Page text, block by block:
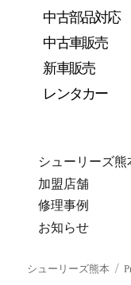
中古部品対応
中古車販売
新車販売
レンタカー
シューリーズ熊
加盟店舗
修理事例
お知らせ
シューリーズ熊本